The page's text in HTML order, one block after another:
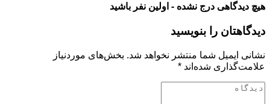
هیچ دیدگاهی درج نشده - اولین نفر باشید
دیدگاهتان را بنویسید
نشانی ایمیل شما منتشر نخواهد شد. بخش‌های موردنیاز
علامت‌گذاری شده‌اند *